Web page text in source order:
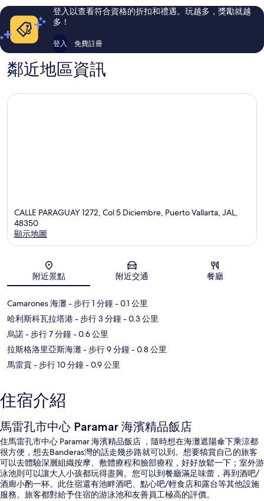
評
論
村
飯
評
論
登入以查看符合資格的折扣和禮遇。玩越多，獎勵就越
多！
登入 免費註冊
鄰近地區資訊
CALLE PARAGUAY 1272, Col 5 Diciembre, Puerto Vallarta, JAL,
48350
顯示地圖
附近景點 附近交通 餐廳
Camarones 海灘- 步行 1 分鐘- 0.1 公里
哈利斯科瓦拉塔港- 步行 3 分鐘- 0.3 公里
烏諾- 步行 7 分鐘- 0.6 公里
拉斯格洛里亞斯海灘- 步行 9 分鐘- 0.8 公里
馬雷貢- 步行 10 分鐘- 0.9 公里
住宿介紹
馬雷孔市中心 Paramar 海濱精品飯店
住馬雷孔市中心 Paramar 海濱精品飯店 ，隨時想在海灘遮陽傘下乘涼都
很方便，想去Banderas灣的話走幾步路就可以到。想要犒賞自己的旅客
可以去體驗深層組織按摩、敷體療程和臉部療程，好好放鬆一下；室外游
泳池則可以讓大人小孩都玩得盡興。您可以到餐廳滿足味蕾，再到酒吧/
酒廊小酌一杯。此住宿還有池畔酒吧、點心吧/輕食店和露台等其他設施
服務。旅客都對給予住宿的游泳池和友善員工極高的評價。